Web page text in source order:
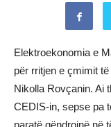
Elektroekonomia e
për rritjen e çmimit
Nikolla Rovçanin. Ai
CEDIS-in, sepse pa
paratë qëndrojnë në